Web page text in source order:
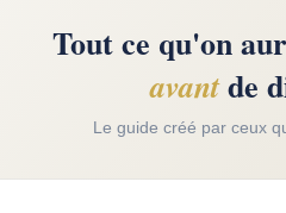
Tout ce qu'on
avantde
Le guide créé par ceux